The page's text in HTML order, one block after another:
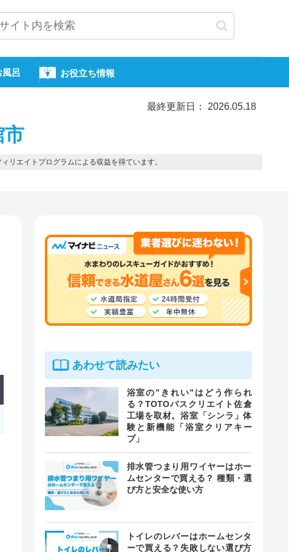
風呂 お役立ち情報
最終更新日： 2026.05.18
市
リエイトプログラムによる収益を得ています。
あわせて読みたい
浴室の”きれい”はどう作られ
る？TOTOバスクリエイト佐倉
工場を取材。浴室「シンラ」体
験と新機能「浴室クリアキー
プ」
排水管つまり用ワイヤーはホー
ムセンターで買える？ 種類・選
び方と安全な使い方
トイレのレバーはホームセンタ
ーで買える？失敗しない選び方